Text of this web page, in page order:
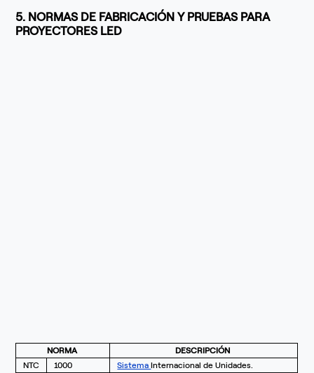
5. NORMAS DE FABRICACIÓN Y PRUEBAS PARA
PROYECTORES LED
NORMA
DESCRIPCIÓN
NTC
1000 SistemaInternacional de Unidades.